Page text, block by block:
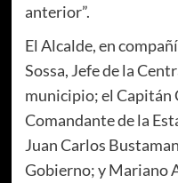
anterior”.
El Alcalde, en
Sossa, Jefe de la
municipio; el Capitán
Comandante de la
Juan Carlos
Gobierno; y Mariano